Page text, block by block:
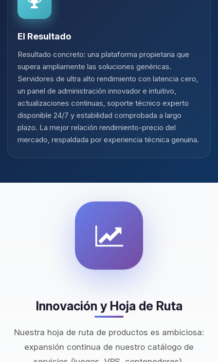
El Resultado
Resultado concreto: una plataforma propietaria que
supera ampliamente las soluciones genéricas.
Servidores de ultra alto rendimiento con latencia cero,
un panel de administración innovador e intuitivo,
actualizaciones continuas, soporte técnico experto
disponible 24/7 y estabilidad comprobada a largo
plazo. La mejor relación rendimiento-precio del
mercado, respaldada por experiencia técnica genuina.
Innovación y Hoja de Ruta
Nuestra hoja de ruta de productos es ambiciosa:
expansión continua de nuestro catálogo de